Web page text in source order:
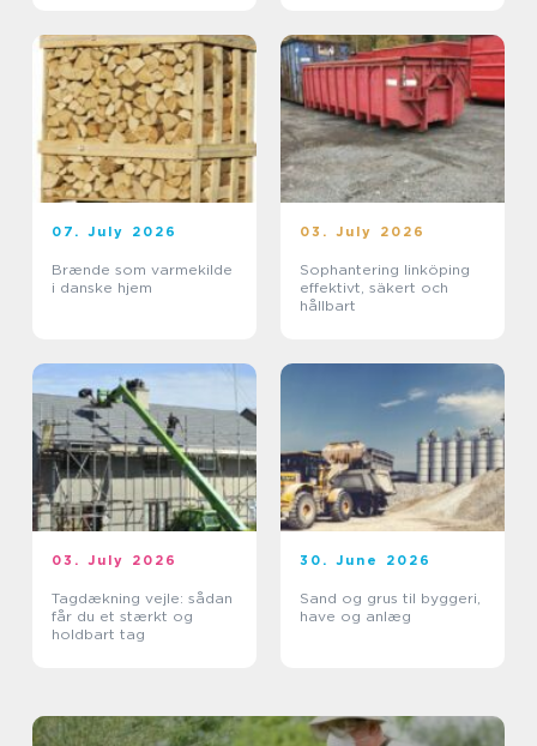
07. July 2026
Brænde som varmekilde
i danske hjem
03. July 2026
Sophantering linköping
effektivt, säkert och
hållbart
03. July 2026
Tagdækning vejle: sådan
får du et stærkt og
holdbart tag
30. June 2026
Sand og grus til byggeri,
have og anlæg